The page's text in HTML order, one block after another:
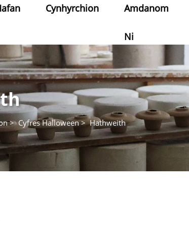
Cynhyrchion Amdanom
Ni
>Cyfres Halloween>Hathweith